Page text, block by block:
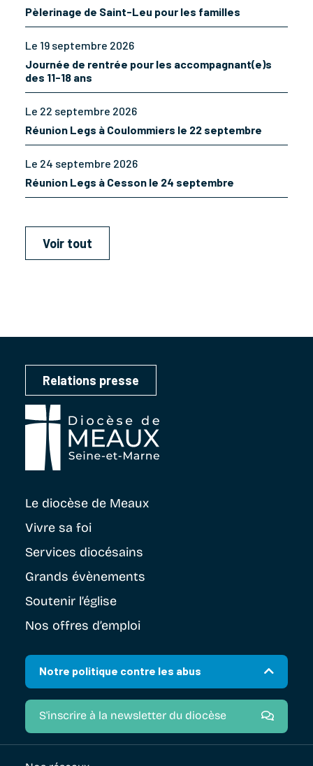
Pèlerinage de Saint-Leu pour les familles
Le 19 septembre 2026
Journée de rentrée pour les accompagnant(e)s
des 11-18 ans
Le 22 septembre 2026
Réunion Legs à Coulommiers le 22 septembre
Le 24 septembre 2026
Réunion Legs à Cesson le 24 septembre
Voir tout
Relations presse
Le diocèse de Meaux
Vivre sa foi
Services diocésains
Grands évènements
Soutenir l’église
Nos offres d’emploi
Notre politique contre les abus
S'inscrire à la newsletter du diocèse